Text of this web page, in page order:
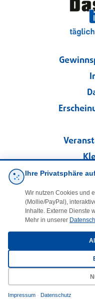
Ihre Privatsphäre
Wir nutzen Cookies und
(Mollie/PayPal),
Inhalte. Externe Dienste
Mehr in unserer
Impressum · Datenschutz